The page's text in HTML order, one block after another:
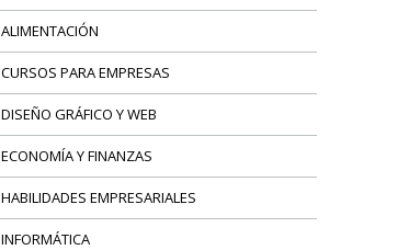
ALIMENTACIÓN
CURSOS PARA EMPRESAS
DISEÑO GRÁFICO Y WEB
ECONOMÍA Y FINANZAS
HABILIDADES EMPRESARIALES
INFORMÁTICA